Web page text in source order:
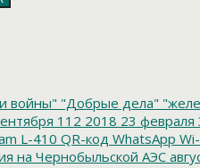
войны" "Добрые дела"
112 2018 23 февраля
L-410 QR-код WhatsApp
на Чернобыльской АЭС